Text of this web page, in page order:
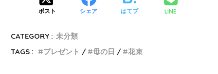
ポスト シェア はてブ LINE
CATEGORY : 未分類
TAGS :
プレゼント 母の日 花束